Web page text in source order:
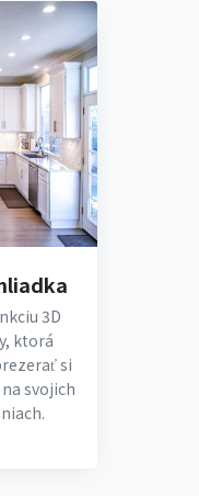
3D
ktorá
si
svojich